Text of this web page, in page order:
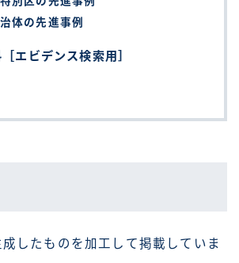
体の先進事例
エビデンス検索用］
したものを加工して掲載していま